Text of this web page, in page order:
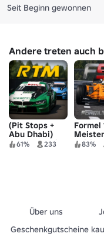
Seit Beginn gewonnen
Andere treten auch
(Pit Stops +
Abu Dhabi)
Roblox Touring
61% 233
Formel
Edition
83%
Über uns
Geschenkgutscheine